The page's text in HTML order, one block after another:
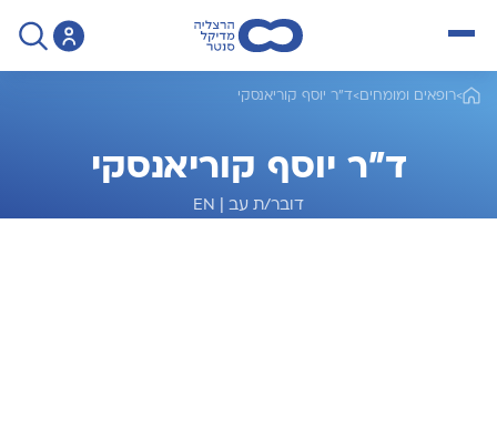
>רופאים ומומחים>ד"ר יוסף קוריאנסקי
ד"ר יוסף קוריאנסקי
דובר/ת עב |
EN